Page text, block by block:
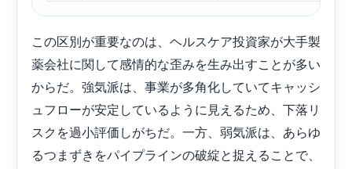
この区別が重要なのは、ヘルスケア投資家が大手製
薬会社に関して感情的な歪みを生み出すことが多い
からだ。強気派は、事業が多角化していてキャッシ
ュフローが安定しているように見えるため、下落リ
スクを過小評価しがちだ。一方、弱気派は、あらゆ
るつまずきをパイプラインの破綻と捉えることで、